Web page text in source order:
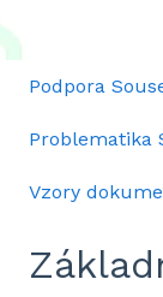
Podpora
Problematika
Vzory